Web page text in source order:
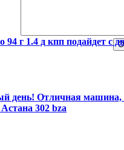
94 г 1.4 д кпп подайдет с
день! Отличная машина,
302 bza